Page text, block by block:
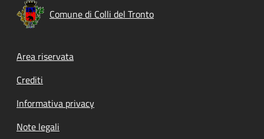
Comune di Colli del Tronto
Footer menu
Area riservata
Crediti
Informativa privacy
Note legali